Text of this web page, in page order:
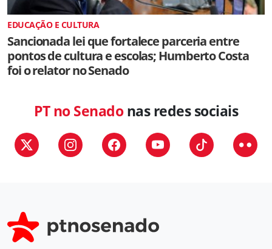
EDUCAÇÃO E CULTURA
Sancionada lei que fortalece parceria entre
pontos de cultura e escolas; Humberto Costa
foi o relator no Senado
PT no Senadonas redes sociais